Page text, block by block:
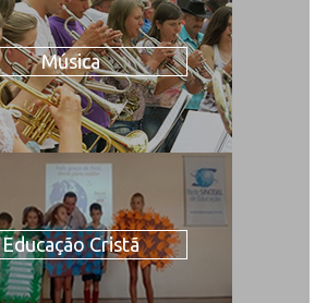
Música
Educação Cristã